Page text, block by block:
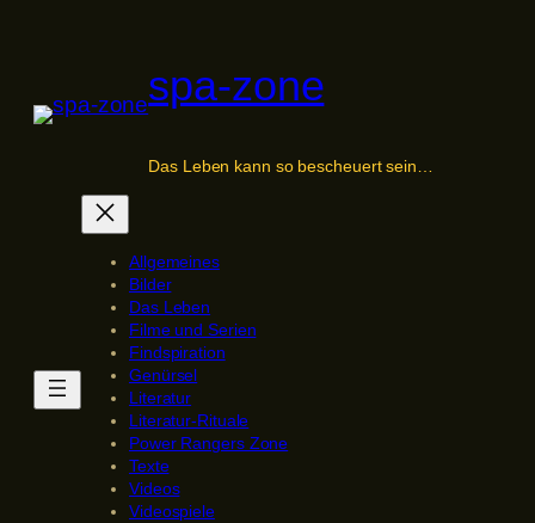
spa-zone
Das Leben kann so bescheuert sein…
Allgemeines
Bilder
Das Leben
Filme und Serien
Findspiration
Genürsel
Literatur
Literatur-Rituale
Power Rangers Zone
Texte
Videos
Videospiele